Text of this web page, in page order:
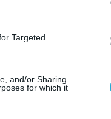
Targeted
and/or Sharing
for which it
ηλεκτρονικού
ορθολογικής
Καθώς η χώρα
Ευρώπη, Ασία και
Η εξωστρέφεια